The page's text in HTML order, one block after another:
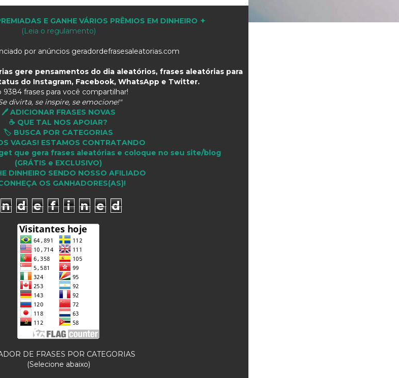
E GANHE VÁRIOS PRÊMIOS EM DINHEIRO ✦
(Leia o regulamento)
por anúncios geradordefrasesaleatorias.com
gere pensamentos do dia aleatórios, frases aleatórias para
do Instagram, Facebook, WhatsApp e Twitter.
9384 frases para você compartilhar!
divirta, se inspire, se emocione!"
🖊️ ADICIONAR FRASES NOVAS
☕ QUE TAL NOS APOIAR?
🏷️ BUSCA POR CATEGORIAS
VAGAS! ESTAMOS CONTRATANDO
que gera frases aleatórias e coloque no seu site/blog
(GRÁTIS e EXCLUSIVO)
DINHEIRO SENDO NOSSO AFILIADO
OS GANHADORES(AS)!
n d e f i n e d
DE FRASES POR CATEGORIAS
(Selecione abaixo)